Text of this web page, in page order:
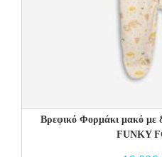
Βρεφικό Φορμάκι μακό με
FUNKY